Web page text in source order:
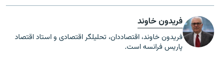
فریدون خاوند
فریدون خاوند، اقتصاددان، تحلیلگر اقتصادی و استاد اقتصاد
پاریس فرانسه است.